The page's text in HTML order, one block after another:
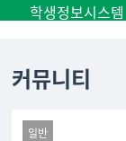
학생정보시스템
커뮤니티
일반